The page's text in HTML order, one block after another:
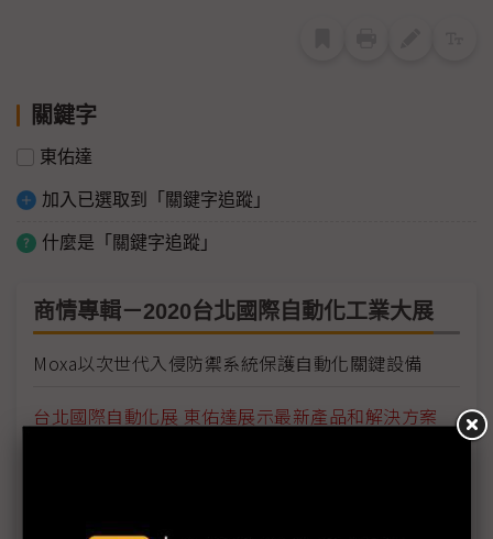
關鍵字
東佑達
加入已選取到「關鍵字追蹤」
什麼是「關鍵字追蹤」
商情專輯－2020台北國際自動化工業大展
Moxa以次世代入侵防禦系統保護自動化關鍵設備
台北國際自動化展 東佑達展示最新產品和解決方案